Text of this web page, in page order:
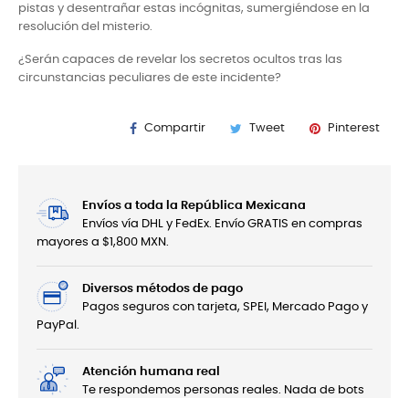
pistas y desentrañar estas incógnitas, sumergiéndose en la
resolución del misterio.
¿Serán capaces de revelar los secretos ocultos tras las
circunstancias peculiares de este incidente?
Compartir Tweet Pinterest
Envíos a toda la República Mexicana
Envíos vía DHL y FedEx. Envío GRATIS en compras
mayores a $1,800 MXN.
Diversos métodos de pago
Pagos seguros con tarjeta, SPEI, Mercado Pago y
PayPal.
Atención humana real
Te respondemos personas reales. Nada de bots